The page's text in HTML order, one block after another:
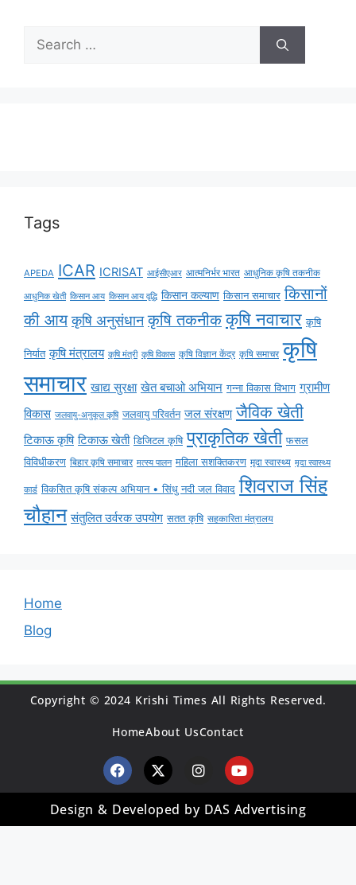
Tags
APEDA ICAR ICRISAT आईसीएआर आत्मनिर्भर भारत आधुनिक कृषि तकनीक
आधुनिक खेती किसान आय किसान आय वृद्धि किसान कल्याण किसान समाचार किसानों
की आय कृषि अनुसंधान कृषि तकनीक कृषि नवाचार कृषि
निर्यात कृषि मंत्रालय कृषि मंत्री कृषि विकास कृषि विज्ञान केंद्र कृषि समाचर कृषि
समाचार खाद्य सुरक्षा खेत बचाओ अभियान गन्ना विकास विभाग ग्रामीण
विकास जलवायु-अनुकूल कृषि जलवायु परिवर्तन जल संरक्षण जैविक खेती
टिकाऊ कृषि टिकाऊ खेती डिजिटल कृषि प्राकृतिक खेती फसल
विविधीकरण बिहार कृषि समाचार मत्स्य पालन महिला सशक्तिकरण मृदा स्वास्थ्य मृदा स्वास्थ्य
कार्ड विकसित कृषि संकल्प अभियान • सिंधु नदी जल विवाद शिवराज सिंह
चौहान संतुलित उर्वरक उपयोग सतत कृषि सहकारिता मंत्रालय
Home
Blog
Copyright © 2024 Krishi Times All Rights Reserved.
HomeAbout UsContact
Design & Developed by DAS Advertising